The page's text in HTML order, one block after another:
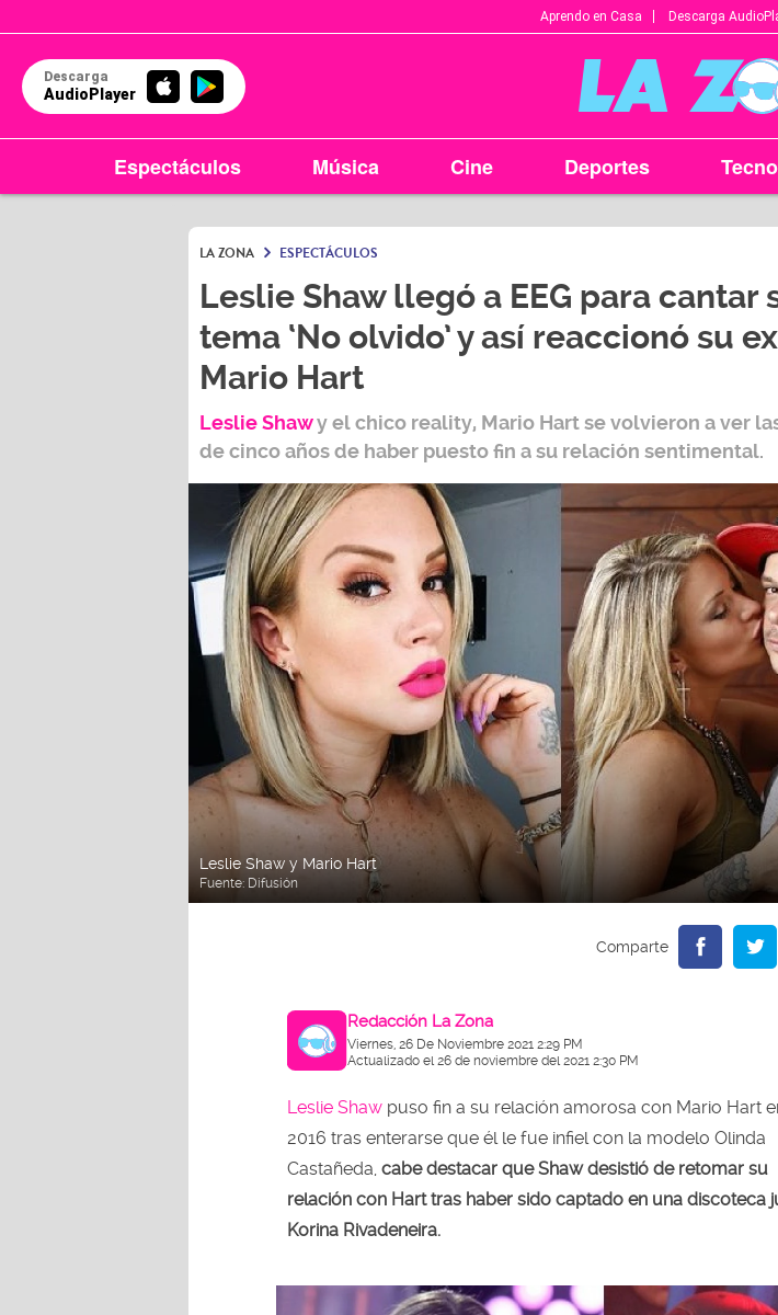
Aprendo en Casa Descarga
Descarga
AudioPlayer
Espectáculos Música Cine Deportes
LA ZONA ESPECTÁCULOS
Leslie Shaw llegó a EEG para cantar
tema ‘No olvido’ y así reaccionó su
Mario Hart
Leslie Shawy el chico reality, Mario Hart se volvieron a ver
de cinco años de haber puesto fin a su relación sentimental.
Leslie Shaw y Mario Hart
Fuente: Difusión
Redacción La Zona
Viernes, 26 De Noviembre 2021 2:29 PM
Actualizado el 26 de noviembre del 2021 2:30 PM
Leslie Shaw puso fin a su relación amorosa con Mario Hart
2016 tras enterarse que él le fue infiel con la modelo Olinda
Castañeda, cabe destacar que Shaw desistió de retomar su
relación con Hart tras haber sido captado en una discoteca
Korina Rivadeneira.
LA ZONA EN TU
95.9